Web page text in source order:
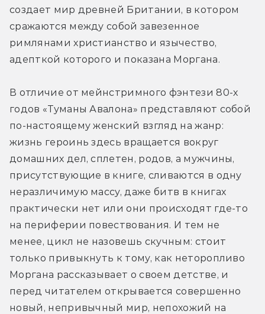
создает мир древней Британии, в котором
сражаются между собой завезенное
римлянами христианство и язычество,
адепткой которого и показана Моргана.
В отличие от мейнстримного фэнтези 80-х
годов «Туманы Авалона» представляют собой
по-настоящему женский взгляд на жанр:
жизнь героинь здесь вращается вокруг
домашних дел, сплетен, родов, а мужчины,
присутствующие в книге, сливаются в одну
неразличимую массу, даже битв в книгах
практически нет или они происходят где-то
на периферии повествования. И тем не
менее, цикл не назовешь скучным: стоит
только привыкнуть к тому, как неторопливо
Моргана рассказывает о своем детстве, и
перед читателем открывается совершенно
новый, непривычный мир, непохожий на